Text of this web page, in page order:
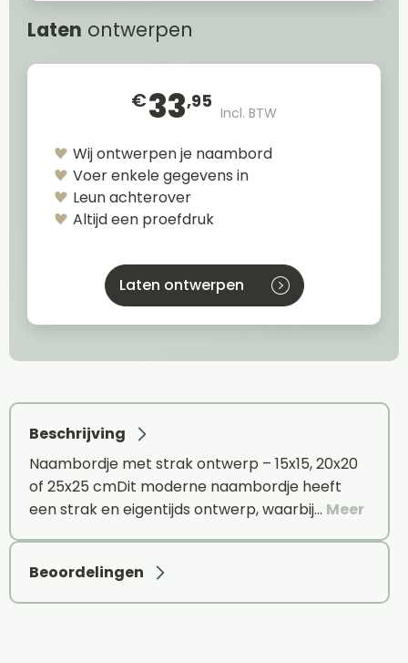
Laten ontwerpen
€33,95
Incl. BTW
Wij ontwerpen je naambord
Voer enkele gegevens in
Leun achterover
Altijd een proefdruk
Laten ontwerpen
Beschrijving
Naambordje met strak ontwerp – 15x15, 20x20
of 25x25 cmDit moderne naambordje heeft
een strak en eigentijds ontwerp, waarbij… Meer
Beoordelingen